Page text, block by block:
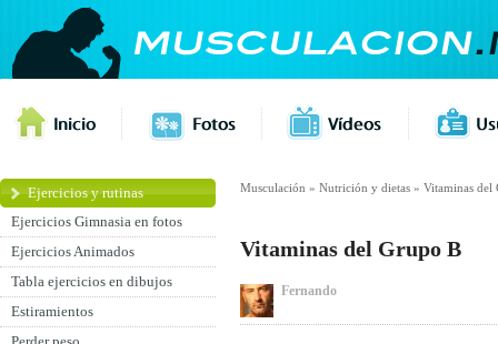
Ejercicios y rutinas
Ejercicios Gimnasia en fotos
Ejercicios Animados
Tabla ejercicios en dibujos
Estiramientos
Musculación » Nutrición y dietas » Vitaminas del
Vitaminas del Grupo B
Fernando